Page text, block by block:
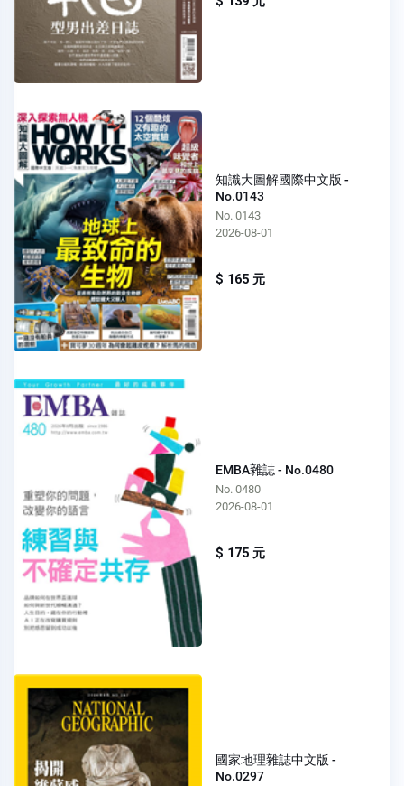
知識大圖解國際中文版 -
No.0143
No. 0143
2026-08-01
$ 165 元
EMBA雜誌 - No.0480
No. 0480
2026-08-01
$ 175 元
國家地理雜誌中文版 -
No.0297